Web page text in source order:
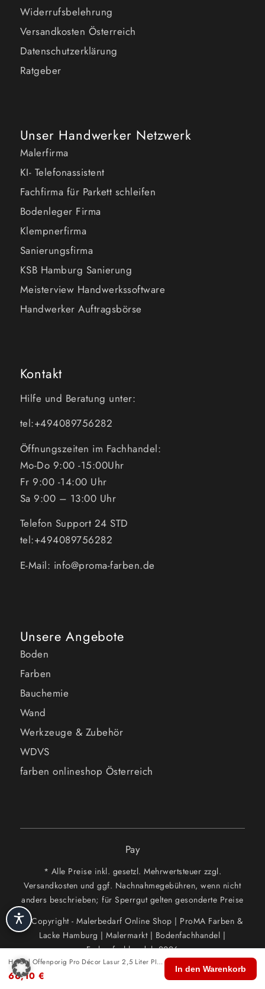
Widerrufsbelehrung
Versandkosten Österreich
Datenschutzerklärung
Ratgeber
Unser Handwerker Netzwerk
Malerfirma
KI- Telefonassistent
Fachfirma für Parkett schleifen
Bodenleger Firma
Klempnerfirma
Sanierungsfirma
KSB Hamburg Sanierung
Meisterview Handwerkssoftware
Handwerker Auftragsbörse
Kontakt
Hilfe und Beratung unter:
tel:+494089756282
Öffnungszeiten im Fachhandel:
Mo-Do 9:00 -15:00Uhr
Fr 9:00 -14:00 Uhr
Sa 9:00 – 13:00 Uhr
Telefon Support 24 STD
tel:+494089756282
E-Mail: info@proma-farben.de
Unsere Angebote
Boden
Farben
Bauchemie
Wand
Werkzeuge & Zubehör
WDVS
farben onlineshop Österreich
Pay
* Alle Preise inkl. gesetzl. Mehrwertsteuer zzgl.
Versandkosten und ggf. Nachnahmegebühren, wenn nicht
anders beschrieben; für Sperrgut gelten gesonderte Preise
© Copyright - Malerbedarf Online Shop | ProMA Farben &
Lacke Hamburg | Malermarkt | Bodenfachhandel |
Farbenfachhandel. 2026
Herbol Offenporig Pro Décor Lasur 2,5 Liter PINIE (HOLZLASUR)
66,10 €
In den Warenkorb
🏠
Start
🛍️ 🔍 🛒
Warenkorb
👤
Konto